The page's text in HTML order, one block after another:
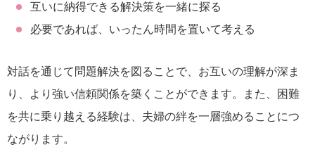
互いに納得できる解決策を一緒に探る
必要であれば、いったん時間を置いて考える
対話を通じて問題解決を図ることで、お互いの理解が深ま
り、より強い信頼関係を築くことができます。また、困難
を共に乗り越える経験は、夫婦の絆を一層強めることにつ
ながります。